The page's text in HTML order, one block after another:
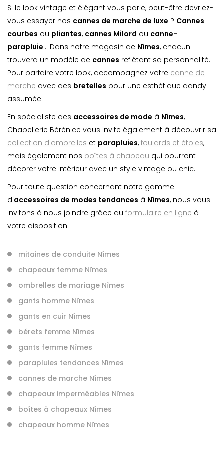
Si le look vintage et élégant vous parle, peut-être devriez-
vous essayer nos cannes de marche de luxe ? Cannes
courbes ou pliantes, cannes Milord ou canne-
parapluie... Dans notre magasin de Nîmes, chacun
trouvera un modèle de cannes reflétant sa personnalité.
Pour parfaire votre look, accompagnez votre canne de
marche avec des bretelles pour une esthétique dandy
assumée.
En spécialiste des accessoires de mode à Nîmes,
Chapellerie Bérénice vous invite également à découvrir sa
collection d'ombrelles et parapluies, foulards et étoles,
mais également nos boîtes à chapeau qui pourront
décorer votre intérieur avec un style vintage ou chic.
Pour toute question concernant notre gamme
d'accessoires de modes tendances à Nîmes, nous vous
invitons à nous joindre grâce au formulaire en ligne à
votre disposition.
mitaines de conduite Nîmes
chapeaux femme Nîmes
ombrelles de mariage Nîmes
gants homme Nîmes
gants en cuir Nîmes
bérets femme Nîmes
gants femme Nîmes
parapluies tendances Nîmes
cannes de marche Nîmes
chapeaux imperméables Nîmes
boîtes à chapeaux Nîmes
chapeaux homme Nîmes